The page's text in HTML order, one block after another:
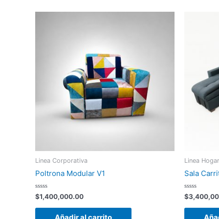
Linea Corporativa
Poltrona Modular V1
Valorado
con
0
$1,400,000.00
Linea Hogar
Sala
Valorado
con
0
$